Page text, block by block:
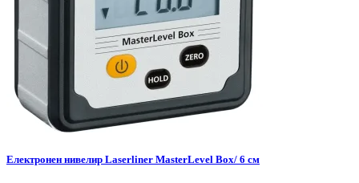
Eлектронен нивелир Laserliner MasterLevel Box/ 6 см